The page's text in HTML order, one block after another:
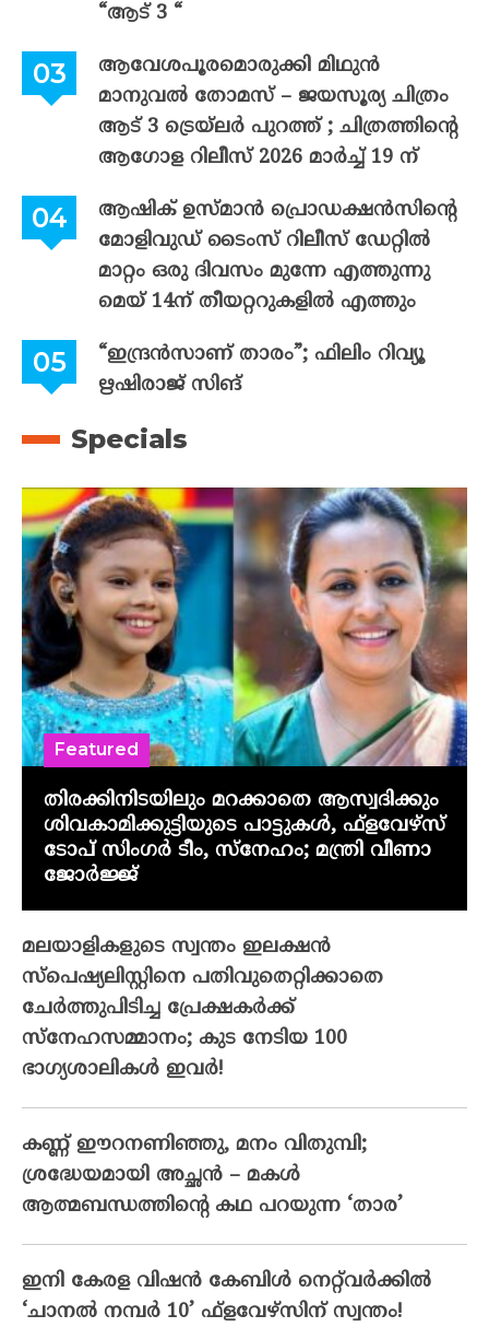
“ആട് 3 “
ആവേശപൂരമൊരുക്കി മിഥുൻ
മാനുവൽ തോമസ് – ജയസൂര്യ ചിത്രം
ആട് 3 ട്രെയ്‌ലർ പുറത്ത് ; ചിത്രത്തിന്റെ
ആഗോള റിലീസ് 2026 മാർച്ച് 19 ന്
ആഷിക് ഉസ്മാൻ പ്രൊഡക്ഷൻസിന്റെ
മോളിവുഡ് ടൈംസ് റിലീസ് ഡേറ്റിൽ
മാറ്റം ഒരു ദിവസം മുന്നേ എത്തുന്നു
മെയ് 14ന് തീയറ്ററുകളിൽ എത്തും
“ഇന്ദ്രൻസാണ് താരം”; ഫിലിം റിവ്യൂ
ഋഷിരാജ് സിങ്
Specials
തിരക്കിനിടയിലും മറക്കാതെ ആസ്വദിക്കും
ശിവകാമിക്കുട്ടിയുടെ പാട്ടുകൾ, ഫ്‌ളവേഴ്‌സ്
ടോപ് സിംഗർ ടീം, സ്നേഹം; മന്ത്രി വീണാ
ജോർജ്ജ്
Featured
മലയാളികളുടെ സ്വന്തം ഇലക്ഷന്‍
സ്‌പെഷ്യലിസ്റ്റിനെ പതിവുതെറ്റിക്കാതെ
ചേര്‍ത്തുപിടിച്ച പ്രേക്ഷകര്‍ക്ക്
സ്‌നേഹസമ്മാനം; കുട നേടിയ 100
ഭാഗ്യശാലികള്‍ ഇവര്‍!
കണ്ണ് ഈറനണിഞ്ഞു, മനം വിതുമ്പി;
ശ്രദ്ധേയമായി അച്ഛൻ – മകൾ
ആത്മബന്ധത്തിന്റെ കഥ പറയുന്ന ‘താര’
ഇനി കേരള വിഷൻ കേബിൾ നെറ്റ്‌വർക്കിൽ
‘ചാനൽ നമ്പർ 10’ ഫ്‌ളവേഴ്‌സിന് സ്വന്തം!